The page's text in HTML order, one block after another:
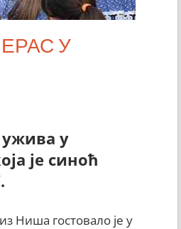
У
у
је синоћ
Ниша гостовало је у